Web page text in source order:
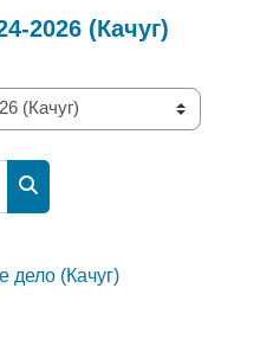
2026 (Качуг)
Поиск курса
дело (Качуг)